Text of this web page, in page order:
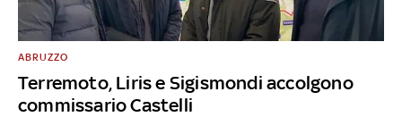
Terremoto, Liris e Sigismondi accolgono
commissario Castelli
ABRUZZO